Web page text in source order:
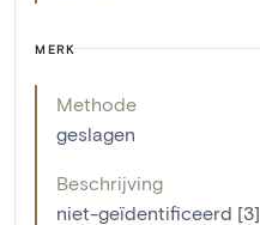
MERK
Methode
geslagen
Beschrijving
niet-geïdentificeerd [3]